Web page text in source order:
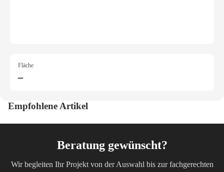
Fläche
–
Empfohlene Artikel
Beratung gewünscht?
Wir begleiten Ihr Projekt von der Auswahl bis zur fachgerechten